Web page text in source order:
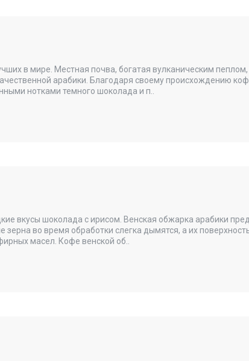
в мире. Местная почва, богатая вулканическим
арабики. Благодаря своему происхождению
нотками темного шоколада и п..
вкусы шоколада с ирисом. Венская обжарка арабики
во время обработки слегка дымятся, а их
масел. Кофе венской об..